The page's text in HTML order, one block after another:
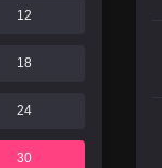
12
18
24
30